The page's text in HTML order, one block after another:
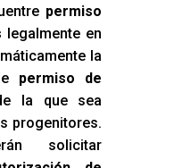
permiso
legalmente en
la
permiso de
la que sea
progenitores.
solicitar